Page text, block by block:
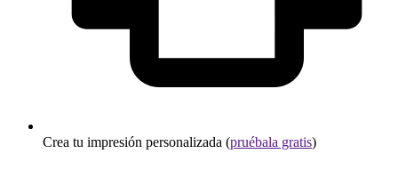
Crea tu impresión personalizada (pruébala gratis)